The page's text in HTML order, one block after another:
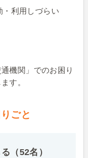
・利用しづらい
機関」でのお困り
す。
ごと
（52名）